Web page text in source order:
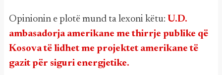
Opinionin e plotë mund ta lexoni këtu: U.D.
ambasadorja amerikane me thirrje publike që
Kosova të lidhet me projektet amerikane të
gazit për siguri energjetike.